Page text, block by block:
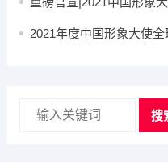
2021年度中国形象大使全
搜